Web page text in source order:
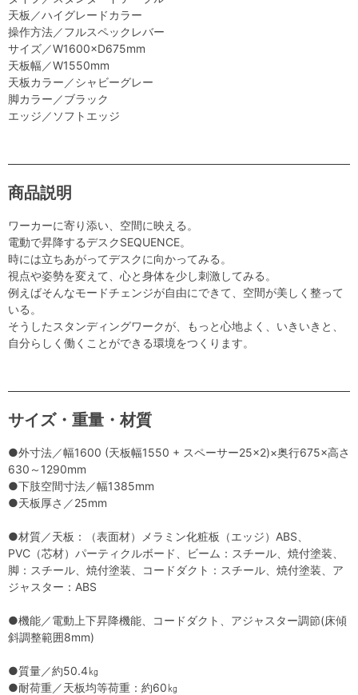
天板／ハイグレードカラー
操作方法／フルスペックレバー
サイズ／W1600×D675mm
天板幅／W1550mm
天板カラー／シャビーグレー
脚カラー／ブラック
エッジ／ソフトエッジ
商品説明
ワーカーに寄り添い、空間に映える。
電動で昇降するデスクSEQUENCE。
時には立ちあがってデスクに向かってみる。
視点や姿勢を変えて、心と身体を少し刺激してみる。
例えばそんなモードチェンジが自由にできて、空間が美しく整って
いる。
そうしたスタンディングワークが、もっと心地よく、いきいきと、
自分らしく働くことができる環境をつくります。
サイズ・重量・材質
●外寸法／幅1600 (天板幅1550 + スペーサー25×2)×奥行675×高さ
630～1290mm
●下肢空間寸法／幅1385mm
●天板厚さ／25mm
●材質／天板：（表面材）メラミン化粧板（エッジ）ABS、
PVC（芯材）パーティクルボード、ビーム：スチール、焼付塗装、
脚：スチール、焼付塗装、コードダクト：スチール、焼付塗装、ア
ジャスター：ABS
●機能／電動上下昇降機能、コードダクト、アジャスター調節(床傾
斜調整範囲8mm)
●質量／約50.4㎏
●耐荷重／天板均等荷重：約60㎏